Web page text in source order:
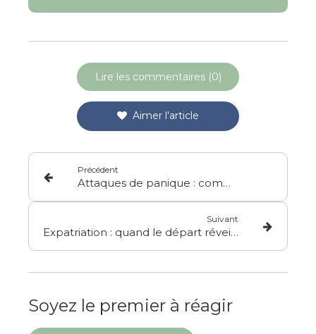
Lire les commentaires (0)
Aimer l'article
Précédent
Attaques de panique : comment l’EMDR aide le corps à désactiver l’alarme
Suivant
Expatriation : quand le départ réveille une blessure d’abandon
Soyez le premier à réagir